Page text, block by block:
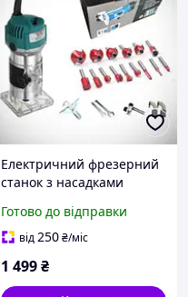
Електричний фрезерний
станок з насадками
Готово до відправки
від250₴/міс
1 499₴